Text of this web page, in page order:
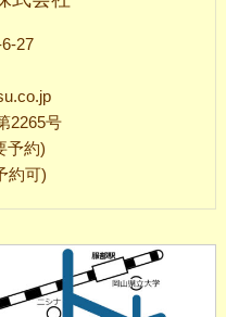
27
2265号
予約)
約可)